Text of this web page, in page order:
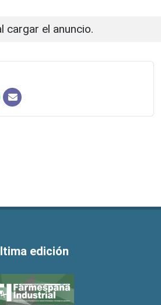
cargar el anuncio.
edición